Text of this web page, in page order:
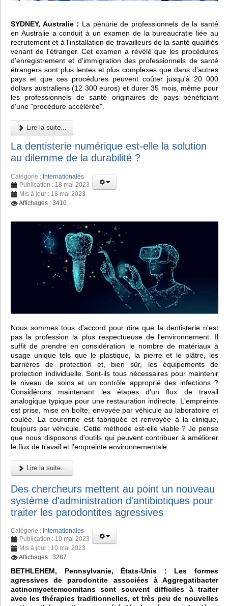
SYDNEY, Australie : La pénurie de professionnels de la santé
en Australie a conduit à un examen de la bureaucratie liée au
recrutement et à l'installation de travailleurs de la santé qualifiés
venant de l'étranger. Cet examen a révélé que les procédures
d'enregistrement et d'immigration des professionnels de santé
étrangers sont plus lentes et plus complexes que dans d'autres
pays et que ces procédures peuvent coûter jusqu'à 20 000
dollars australiens (12 300 euros) et durer 35 mois, même pour
les professionnels de santé originaires de pays bénéficiant
d'une "procédure accélérée".
Lire la suite...
La dentisterie numérique est-elle la solution
au dilemme de la durabilité ?
Catégorie : Internationales
Publication : 18 mai 2023
Mis à jour : 18 mai 2023
Affichages : 3410
Nous sommes tous d'accord pour dire que la dentisterie n'est
pas la profession la plus respectueuse de l'environnement. Il
suffit de prendre en considération le nombre de matériaux à
usage unique tels que le plastique, la pierre et le plâtre, les
barrières de protection et, bien sûr, les équipements de
protection individuelle. Sont-ils tous nécessaires pour maintenir
le niveau de soins et un contrôle approprié des infections ?
Considérons maintenant les étapes d'un flux de travail
analogique typique pour une restauration indirecte. L'empreinte
est prise, mise en boîte, envoyée par véhicule au laboratoire et
coulée. La couronne est fabriquée et renvoyée à la clinique,
toujours par véhicule. Cette méthode est-elle viable ? Je pense
que nous disposons d'outils qui peuvent contribuer à améliorer
le flux de travail et l'empreinte environnementale.
Lire la suite...
Des chercheurs mettent au point un nouveau
système d'administration d'antibiotiques pour
traiter les parodontites agressives
Catégorie : Internationales
Publication : 10 mai 2023
Mis à jour : 10 mai 2023
Affichages : 3287
BETHLEHEM, Pennsylvanie, États-Unis : Les formes
agressives de parodontite associées à Aggregatibacter
actinomycetemcomitans sont souvent difficiles à traiter
avec les thérapies traditionnelles, et très peu de nouvelles